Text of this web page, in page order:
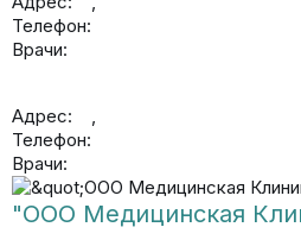
Телефон:
Врачи:
Адрес:
,
Телефон:
Врачи:
"ООО Медицинская